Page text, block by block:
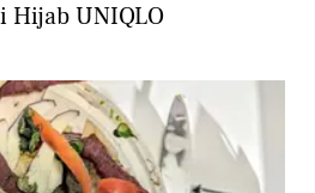
Hijab UNIQLO